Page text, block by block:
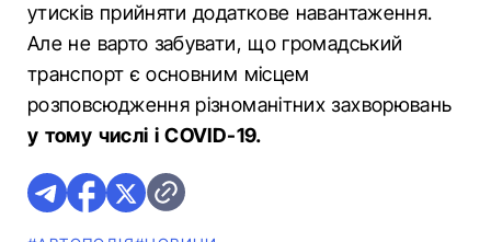
утисків прийняти додаткове навантаження.
Але не варто забувати, що громадський
транспорт є основним місцем
розповсюдження різноманітних захворювань
у тому числі і COVID-19.